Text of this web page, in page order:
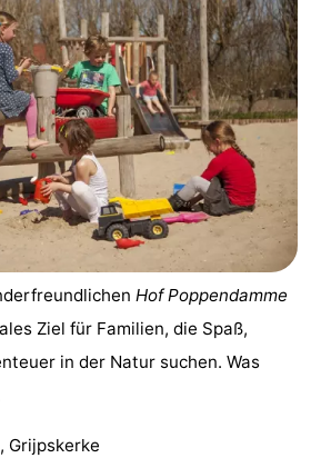
Hof Poppendamme
Ziel für Familien, die Spaß,
in der Natur suchen. Was
Grijpskerke